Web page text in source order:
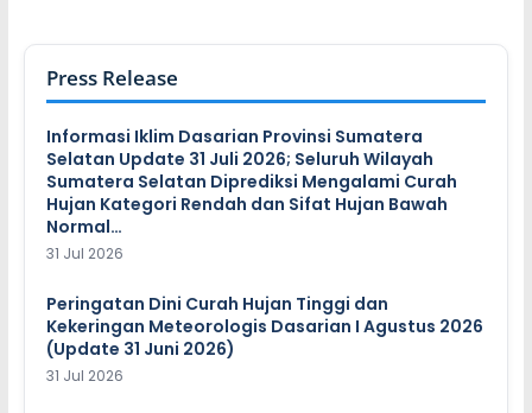
Press Release
Informasi Iklim Dasarian Provinsi Sumatera
Selatan Update 31 Juli 2026; Seluruh Wilayah
Sumatera Selatan Diprediksi Mengalami Curah
Hujan Kategori Rendah dan Sifat Hujan Bawah
Normal…
31 Jul 2026
Peringatan Dini Curah Hujan Tinggi dan
Kekeringan Meteorologis Dasarian I Agustus 2026
(Update 31 Juni 2026)
31 Jul 2026